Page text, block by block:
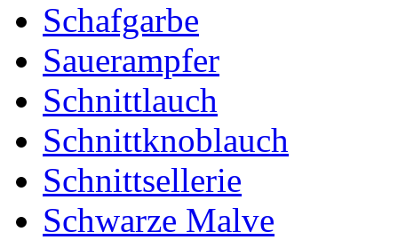
Schafgarbe
Sauerampfer
Schnittlauch
Schnittknoblauch
Schnittsellerie
Schwarze Malve